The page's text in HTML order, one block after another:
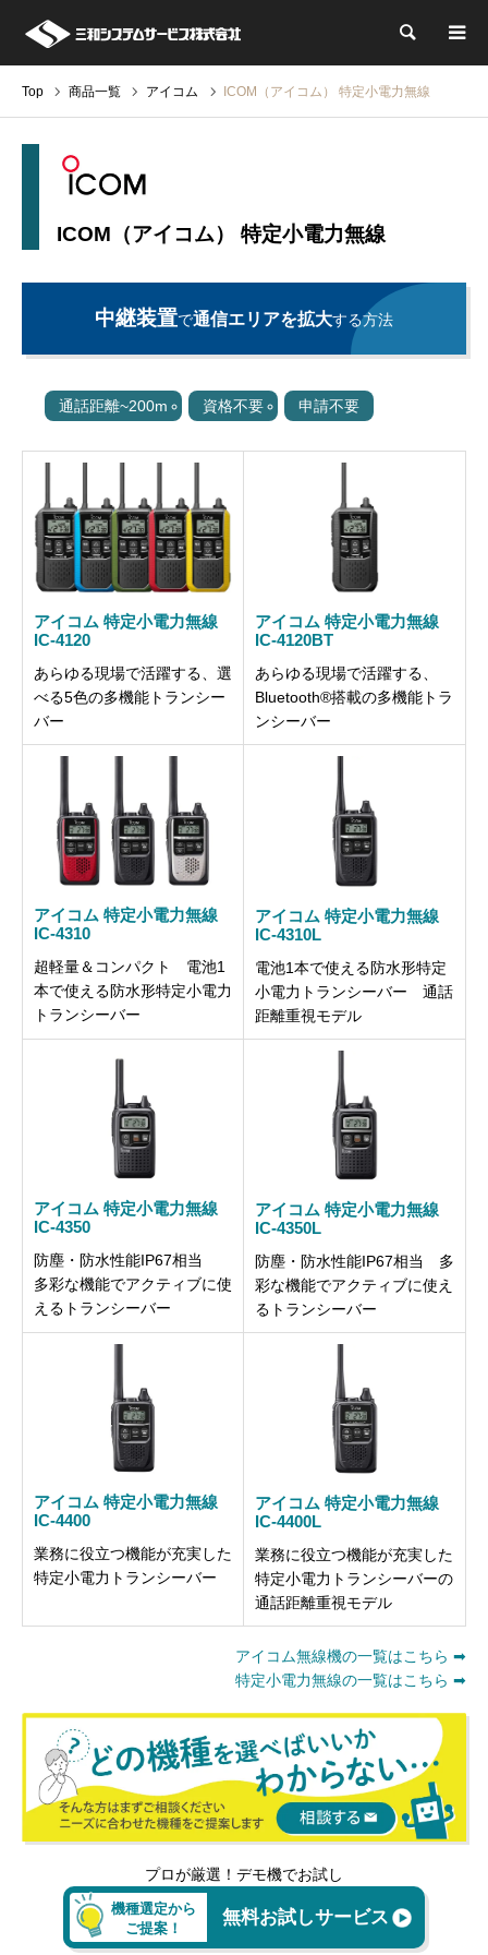
検索
Top 商品一覧 アイコム ICOM（アイコム） 特定小電力無線
ICOM（アイコム） 特定小電力無線
中継装置で通信エリアを拡大する方法
通話距離~200m 資格不要 申請不要
アイコム 特定小電力無線
IC-4120
あらゆる現場で活躍する、選
べる5色の多機能トランシー
バー
アイコム 特定小電力無線
IC-4120BT
あらゆる現場で活躍する、
Bluetooth®搭載の多機能トラ
ンシーバー
アイコム 特定小電力無線
IC-4310
超軽量＆コンパクト 電池1
本で使える防水形特定小電力
トランシーバー
アイコム 特定小電力無線
IC-4310L
電池1本で使える防水形特定
小電力トランシーバー 通話
距離重視モデル
アイコム 特定小電力無線
IC-4350
防塵・防水性能IP67相当
多彩な機能でアクティブに使
えるトランシーバー
アイコム 特定小電力無線
IC-4350L
防塵・防水性能IP67相当 多
彩な機能でアクティブに使え
るトランシーバー
アイコム 特定小電力無線
IC-4400
業務に役立つ機能が充実した
特定小電力トランシーバー
アイコム 特定小電力無線
IC-4400L
業務に役立つ機能が充実した
特定小電力トランシーバーの
通話距離重視モデル
アイコム無線機の一覧はこちら ➡
特定小電力無線の一覧はこちら ➡
プロが厳選！デモ機でお試し
機種選定から
ご提案！
無料お試しサービス